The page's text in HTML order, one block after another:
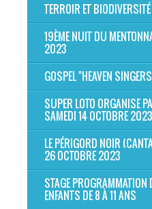
TERROIR ET
19ÈME NUIT DU
2023
GOSPEL "HEAVEN
SUPER LOTO ORGANISE
SAMEDI 14 OCTOBRE 2023
LE PÉRIGORD NOIR
26 OCTOBRE 2023
STAGE
ENFANTS DE 8 À 11 ANS